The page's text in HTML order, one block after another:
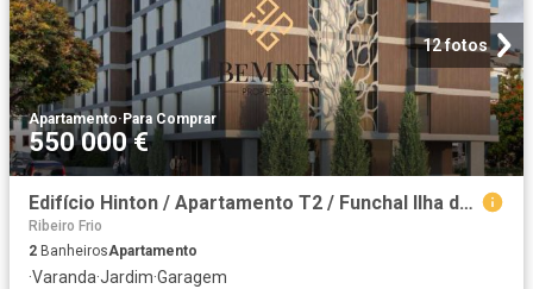
12 fotos
Apartamento· Para Comprar
550 000 €
Edifício Hinton / Apartamento T2 / Funchal Ilha da Madeira m² Sé funchal
Ribeiro Frio
2 BanheirosApartamento
·Varanda·Jardim·Garagem